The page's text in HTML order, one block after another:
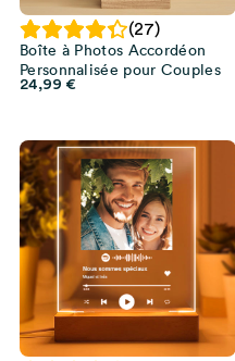
(27)
Boîte à Photos Accordéon
Personnalisée pour Couples
24,99 €